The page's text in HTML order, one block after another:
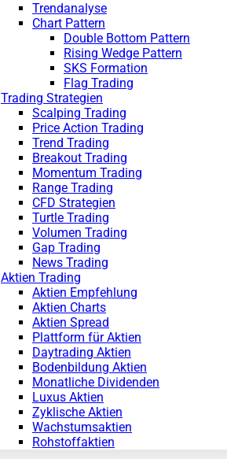
Trendanalyse
Chart Pattern
Double Bottom Pattern
Rising Wedge Pattern
SKS Formation
Flag Trading
Trading Strategien
Scalping Trading
Price Action Trading
Trend Trading
Breakout Trading
Momentum Trading
Range Trading
CFD Strategien
Turtle Trading
Volumen Trading
Gap Trading
News Trading
Aktien Trading
Aktien Empfehlung
Aktien Charts
Aktien Spread
Plattform für Aktien
Daytrading Aktien
Bodenbildung Aktien
Monatliche Dividenden
Luxus Aktien
Zyklische Aktien
Wachstumsaktien
Rohstoffaktien